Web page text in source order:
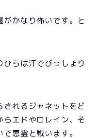
かなり怖いです。と
らは汗でびっしょり
れるジャネットをど
らエドやロレイン、そ
悪霊と戦います。